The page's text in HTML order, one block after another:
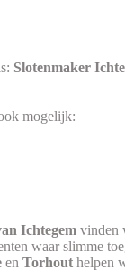
Slotenmaker
mogelijk:
Ichtegem vinden
waar slimme
en Torhout helpen